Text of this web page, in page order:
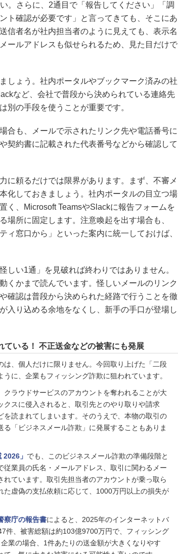
。さらに、2通目で「報告してください」「調
ト確認が必要です」と言ってきても、そこにあ
信者名が社内担当者のように見えても、表示名
ールアドレスも似せられるため、見た目だけで
しょう。社内ポータルやブックマーク済みの社
など、会社で普段から決められている連絡先
別の手段を使うことが重要です。
合も、メールで示されたリンク先や電話番号に
契約書に記載された代表番号などから確認して
に頼るだけでは限界があります。まず、不審メ
化しておきましょう。社内ポータルの目立つ場
く、Microsoft TeamsやSlackに報告フォームを
場所に固定します。注意喚起を出す場合も、
ィ窓口から」といった案内に統一しておけば、
い1通」を見破れば終わりではありません。
くかまで読んでいます。怪しいメールのリンク
確認は普段から決められた経路で行うことを徹
入り込める余地をなくし、新手の手口が登場し
ている！ 不正送金などの被害にも発展
、個人だけに限りません。今回取り上げた「二段
に、企業もフィッシング詐欺に狙われています。
ラウドサービスのアカウントを奪われることが大
クスに侵入されると、取引先とのやり取りや請求
読まれてしまいます。そのうえで、本物の取引の
「ビジネスメール詐欺」に発展することもありま
2026」 でも、このビジネスメール詐欺の準備段階と
従業員の氏名・メールアドレス、取引に関わるメー
れています。取引先担当者のアカウントが乗っ取ら
た虚偽の支払依頼に応じて、1000万円以上の損失が
察庁の報告書によると、2025年のインターネットバ
件、被害総額は約103億9700万円で、フィッシング
業の場合、1件あたりの送金額が大きくなりやす